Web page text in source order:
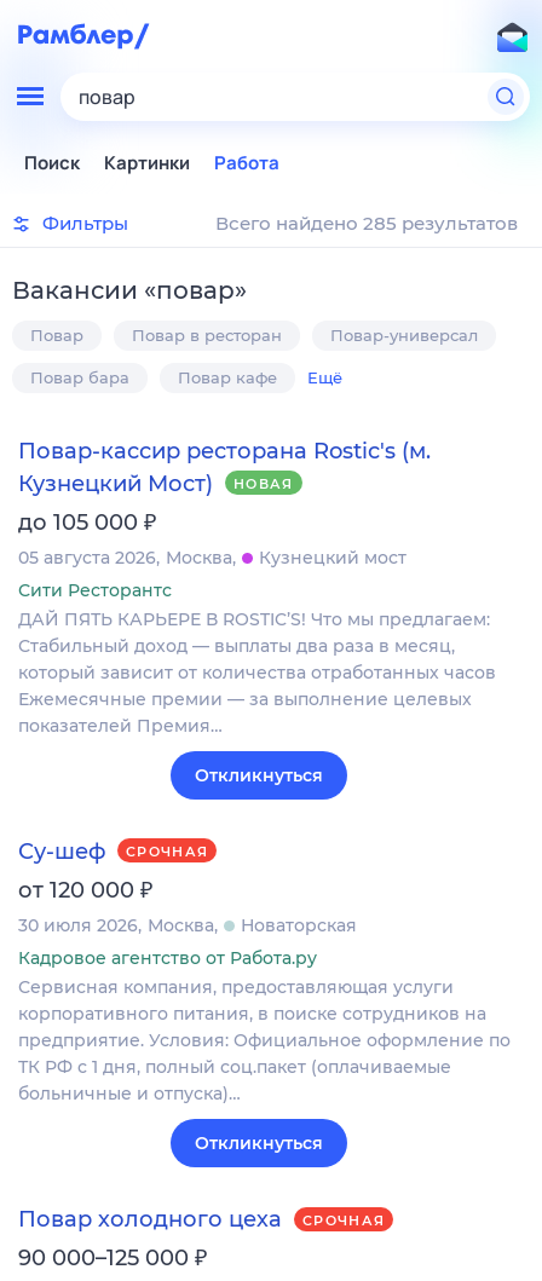
повар
Поиск Картинки Работа
Фильтры Всего найдено 285 результатов
Вакансии «повар»
Повар Повар в ресторан Повар-универсал
Повар бара Повар кафе Ещё
Повар-кассир ресторана Rostic's (м.
Кузнецкий Мост)
НОВАЯ
до 105 000 ₽
05 августа 2026 Москва
Кузнецкий мост
Сити Ресторантс
ДАЙ ПЯТЬ КАРЬЕРЕ В ROSTIC’S! Что мы предлагаем:
Стабильный доход — выплаты два раза в месяц,
который зависит от количества отработанных часов
Ежемесячные премии — за выполнение целевых
показателей Премия…
Откликнуться
Су-шеф СРОЧНАЯ
от 120 000 ₽
30 июля 2026 Москва
Новаторская
Кадровое агентство от Работа.ру
Сервисная компания, предоставляющая услуги
корпоративного питания, в поиске сотрудников на
предприятие. Условия: Официальное оформление по
ТК РФ с 1 дня, полный соц.пакет (оплачиваемые
больничные и отпуска)…
Откликнуться
Повар холодного цеха СРОЧНАЯ
90 000–125 000 ₽